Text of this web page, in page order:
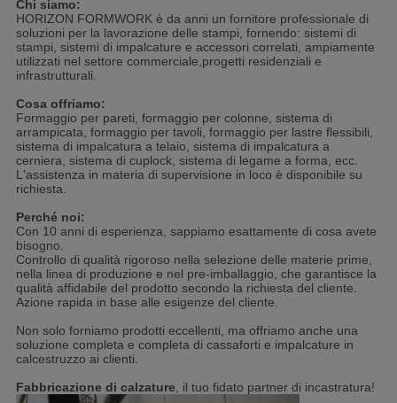
Chi siamo:
HORIZON FORMWORK è da anni un fornitore professionale di
soluzioni per la lavorazione delle stampi, fornendo: sistemi di
stampi, sistemi di impalcature e accessori correlati, ampiamente
utilizzati nel settore commerciale,progetti residenziali e
infrastrutturali.
Cosa offriamo:
Formaggio per pareti, formaggio per colonne, sistema di
arrampicata, formaggio per tavoli, formaggio per lastre flessibili,
sistema di impalcatura a telaio, sistema di impalcatura a
cerniera, sistema di cuplock, sistema di legame a forma, ecc.
L'assistenza in materia di supervisione in loco è disponibile su
richiesta.
Perché noi:
Con 10 anni di esperienza, sappiamo esattamente di cosa avete
bisogno.
Controllo di qualità rigoroso nella selezione delle materie prime,
nella linea di produzione e nel pre-imballaggio, che garantisce la
qualità affidabile del prodotto secondo la richiesta del cliente.
Azione rapida in base alle esigenze del cliente.
Non solo forniamo prodotti eccellenti, ma offriamo anche una
soluzione completa e completa di cassaforti e impalcature in
calcestruzzo ai clienti.
Fabbricazione di calzature, il tuo fidato partner di incastratura!